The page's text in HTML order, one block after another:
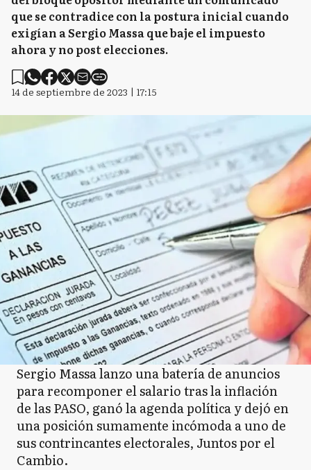
que se contradice con la postura inicial cuando
exigían a Sergio Massa que baje el impuesto
ahora y no post elecciones.
14 de septiembre de 2023 | 17:15
Sergio Massa lanzo una batería de anuncios
para recomponer el salario tras la inflación
de las PASO, ganó la agenda política y dejó en
una posición sumamente incómoda a uno de
sus contrincantes electorales, Juntos por el
Cambio.